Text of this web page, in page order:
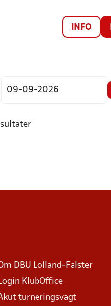
INFO
DBU Lolland-Falster
Login KlubOffice
turneringsvagt